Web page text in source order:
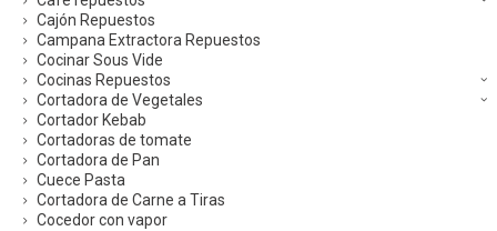
Cajón Repuestos
Campana Extractora Repuestos
Cocinar Sous Vide
Cocinas Repuestos
Cortadora de Vegetales
Cortador Kebab
Cortadoras de tomate
Cortadora de Pan
Cuece Pasta
Cortadora de Carne a Tiras
Cocedor con vapor